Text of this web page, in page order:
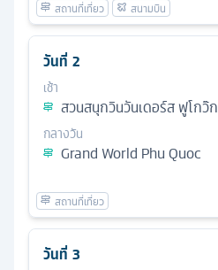
วันที่ 2
เช้า
สวนสนุกวินวันเดอร์ส ฟูโกว๊ก
กลางวัน
Grand World Phu Quoc
วันที่ 3